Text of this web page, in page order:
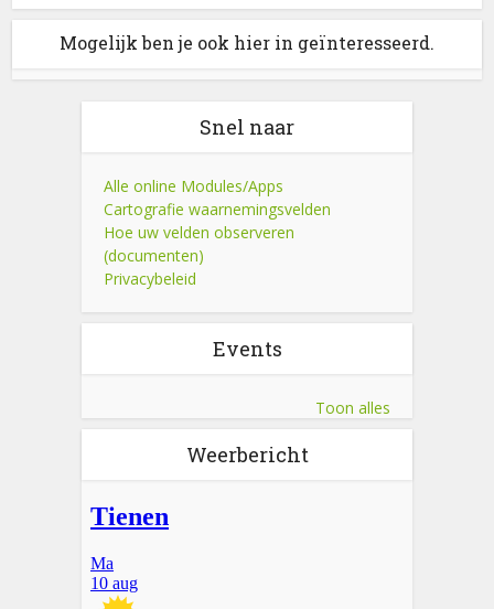
Mogelijk ben je ook hier in geïnteresseerd.
Snel naar
Alle online Modules/Apps
Cartografie waarnemingsvelden
Hoe uw velden observeren
(documenten)
Privacybeleid
Events
Toon alles
Weerbericht